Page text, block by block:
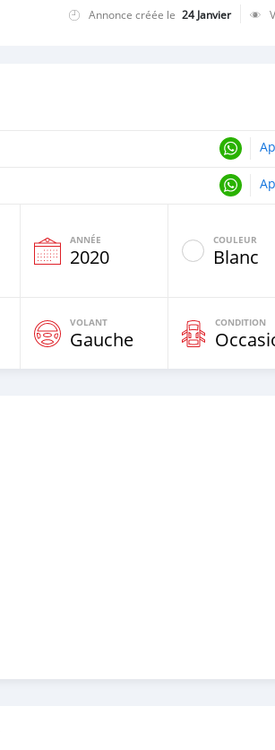
Annonce créée le 24 Janvier
ANNÉE
2020
COULEUR
Blanc
VOLANT
Gauche
CONDITION